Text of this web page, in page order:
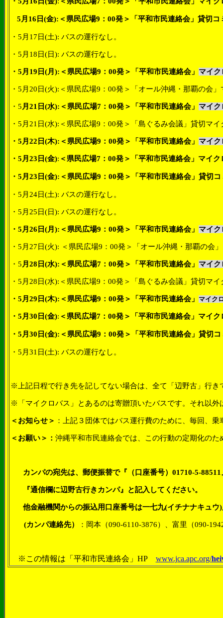
5 月 16 日(金): ＜県民広場9 ：00発＞「平和市民連絡会」貸切コ
・ 5 月 17 日(土): バスの運行なし。
・ 5 月 18 日(日): バスの運行なし。
・ 5 月 19 日(月 ): ＜ 県民広場9 ： 00発＞ 「平和市民連絡会」 マイク
・ 5 月 20 日(火): ＜県民広場9 ： 00発＞「オール沖縄・那覇の会」
・ 5 月 21 日(水): ＜県民広場7 ： 00発＞「平和市民連絡会」 マイク
・ 5 月 21 日(水): ＜県民広場9 ： 00発＞「島ぐるみ会議」貸切マイ
・ 5 月 22 日(木): ＜県民広場9 ： 00発＞「平和市民連絡会」 マイク
・ 5 月 23 日(金): ＜県民広場7 ： 00発＞「平和市民連絡会」マイク
・ 5 月 23 日(金): ＜県民広場9 ： 00発＞「平和市民連絡会」貸切
・ 5 月 24日(土): バスの運行なし。
・ 5 月 25 日(日): バスの運行なし。
・ 5 月 26 日(月 ): ＜ 県民広場9 ： 00発＞ 「平和市民連絡会」 マイク
・ 5 月 27 日(火): ＜県民広場9 ： 00発＞「オール沖縄・那覇の会
・ 5 月 28 日(水): ＜県民広場7 ： 00発＞「平和市民連絡会」 マイク
・ 5 月 28 日(水): ＜県民広場9 ： 00発＞「島ぐるみ会議」貸切マイ
・ 5 月 29 日(木): ＜県民広場9 ： 00発＞「平和市民連絡会」 マイク
・ 5 月 30 日(金): ＜県民広場7 ： 00発＞「平和市民連絡会」マイク
・ 5 月 30 日(金): ＜県民広場9 ： 00発＞「平和市民連絡会」貸切
・ 5 月 31 日(土): バスの運行なし。
※上記日程で行き先を記してない場合は、全て「辺野古」行き
※「マイクロバス」とあるのは寄贈頂いたバスです。それ以外
＜お知らせ＞ ：上記３団体ではバス運行費のために、毎回、
＜お願い＞： 沖縄平和市民連絡会では、この行動の定期化の
カンパの宛先は、郵便振替で『（口座番号）01710-5-
『通信欄に辺野古行きカンパ』と記入してください。
他金融機関からの振込用口座番号は一七九(イチナナキュ
(カンパ連絡先） ： 岡本（090-6110-3876）、富里（090-
※この情報は「平和市民連絡会」 HP www.jca.apc.org/